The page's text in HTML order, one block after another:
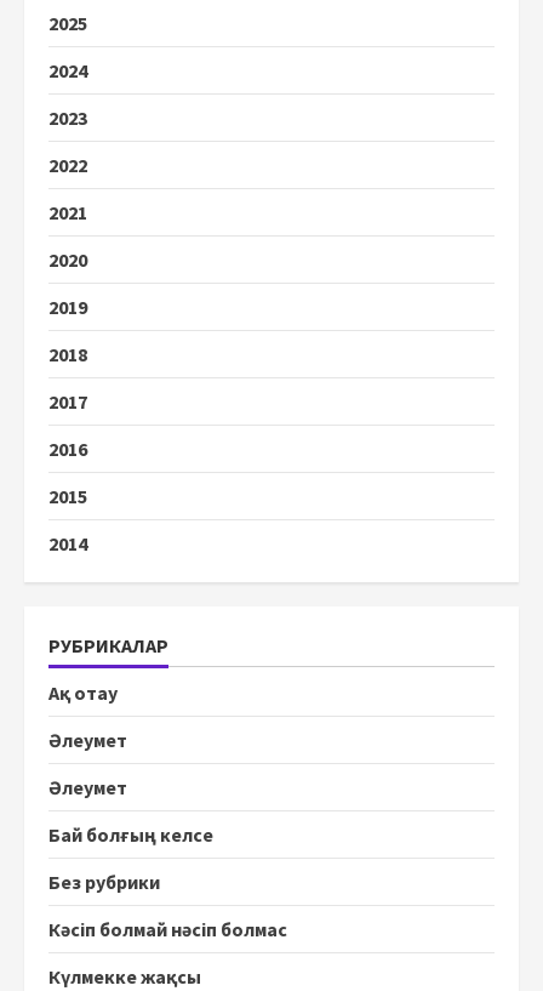
2025
2024
2023
2022
2021
2020
2019
2018
2017
2016
2015
2014
РУБРИКАЛАР
Ақ отау
Әлеумет
Әлеумет
Бай болғың келсе
Без рубрики
Кәсіп болмай нәсіп болмас
Күлмекке жақсы